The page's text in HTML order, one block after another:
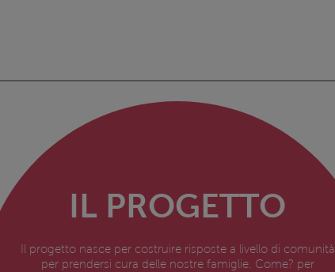
IL PROGETTO
Il progetto nasce per costruire risposte a livello di comunità
per prendersi cura delle nostre famiglie. Come? per